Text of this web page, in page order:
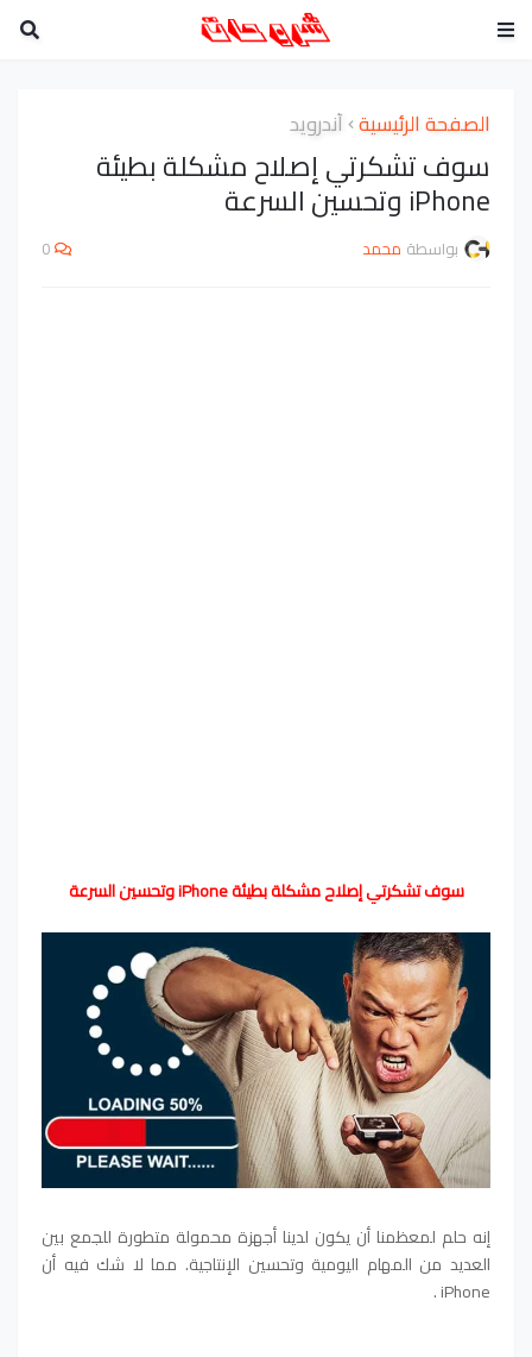
الصفحة الرئيسية أندرويد
سوف تشكرتي إصلاح مشكلة بطيئة
iPhone وتحسين السرعة
بواسطة محمد 0
سوف تشكرتي إصلاح مشكلة بطيئة iPhone وتحسين السرعة
إنه حلم لمعظمنا أن يكون لدينا أجهزة محمولة متطورة للجمع بين
العديد من المهام اليومية وتحسين الإنتاجية. مما لا شك فيه أن
iPhone .